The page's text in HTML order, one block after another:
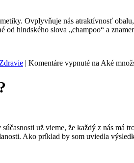
Ovplyvňuje nás atraktívnosť
hindského slova „champoo“ a
Zdravie | Komentáre vypnuté na Aké
už vieme, že každý z nás
Ako príklad by som uviedla